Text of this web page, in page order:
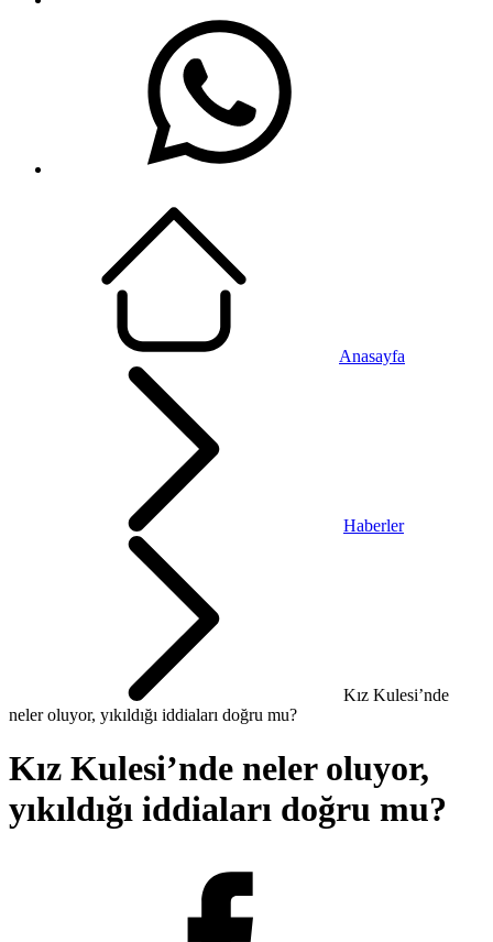
Anasayfa
Haberler
Kız Kulesi’nde
neler oluyor, yıkıldığı iddiaları doğru mu?
Kız Kulesi’nde neler oluyor,
yıkıldığı iddiaları doğru mu?